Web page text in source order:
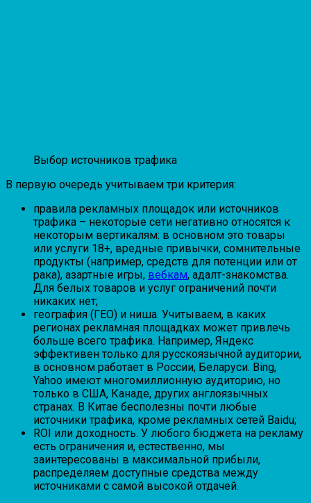
Выбор источников трафика
В первую очередь учитываем три критерия:
правила рекламных площадок или источников
трафика – некоторые сети негативно относятся к
некоторым вертикалям: в основном это товары
или услуги 18+, вредные привычки, сомнительные
продукты (например, средств для потенции или от
рака), азартные игры, вебкам, адалт-знакомства.
Для белых товаров и услуг ограничений почти
никаких нет;
география (ГЕО) и ниша. Учитываем, в каких
регионах рекламная площадках может привлечь
больше всего трафика. Например, Яндекс
эффективен только для русскоязычной аудитории,
в основном работает в России, Беларуси. Bing,
Yahoo имеют многомиллионную аудиторию, но
только в США, Канаде, других англоязычных
странах. В Китае бесполезны почти любые
источники трафика, кроме рекламных сетей Baidu;
ROI или доходность. У любого бюджета на рекламу
есть ограничения и, естественно, мы
заинтересованы в максимальной прибыли,
распределяем доступные средства между
источниками с самой высокой отдачей.